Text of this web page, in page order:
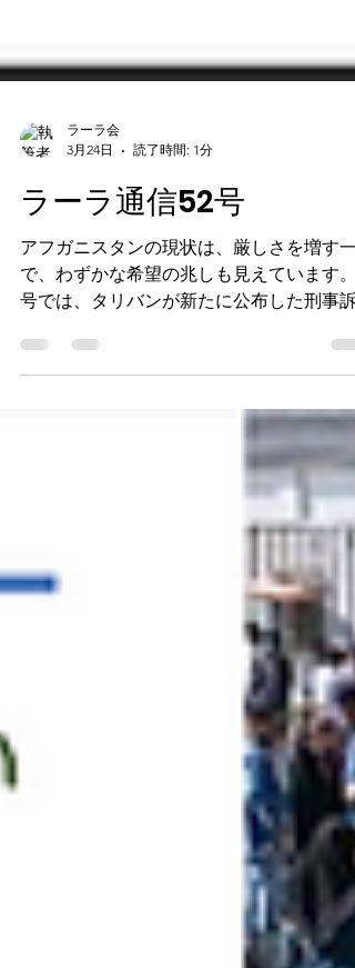
3月24日
読了時間: 1分
ラーラ通信52号
アフガニスタンの現状は、厳しさを増す一
号では、タリバンが新たに公布した刑事訴
法により、社会の階層化や人権の大きな後
が制度として明文化された現状を伝えます
特に女性や少女への制限は依然として厳し
く、多くの生徒が教育の機会を奪われてい
す。 そのような状況の中でも、人々は学び
の機会を守ろうと努力を続けています。女
のために非公式な教育の場を提供する試み
や、地域に根ざした小規模な活動が、限ら
たながらも貴重な役割を果たしています。
た、女子に武道を教えたことで拘束された
性の事例からも、教育や自己表現を求める
い意志がうかがえます。 さらに、長年関係
を築いてきた孤児院との連携が再び動き出
し、ボランティア教師への支援が再開され
見込みとなりました。教育支援の小さな一
ではありますが、今後につながる重要な動
です。 一方で、ノウルーズをはじめとする
伝統行事も紹介し、困難な状況下でも受け
がれる文化と人々の営みを伝えます。 ぜひ
本編をご覧いただき、現状への理解を深め